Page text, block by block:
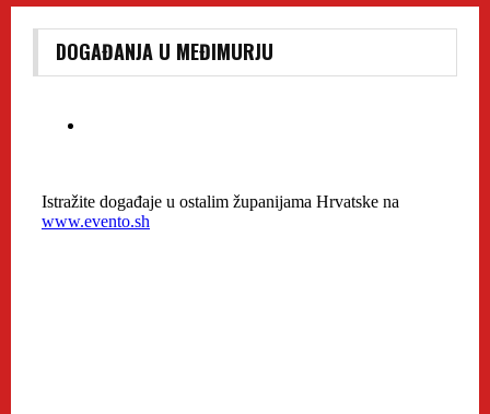
DOGAĐANJA U MEĐIMURJU